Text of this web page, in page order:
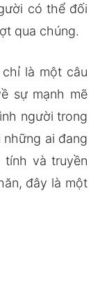
có thể đối
qua chúng.
là một câu
sự mạnh mẽ
người trong
ai đang
và truyền
đây là một